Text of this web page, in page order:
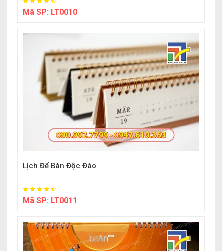
Mã SP: LT0010
Lịch Để Bàn Độc Đáo
Mã SP: LT0011